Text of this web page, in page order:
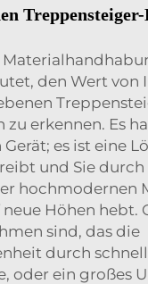
Treppensteiger-
den Wert von
zu erkennen. Es
es ist eine
und Sie durch
hochmodernen
Höhen hebt.
sind, das die
durch
oder ein großes